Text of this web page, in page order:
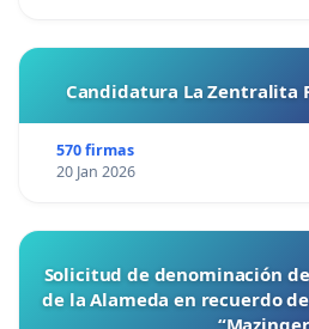
Candidatura La Zentralita
570 firmas
20 Jan 2026
Solicitud de denominación
de la Alameda en recuerdo